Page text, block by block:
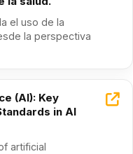
el uso de la
la perspectiva
(AI): Key
in AI
artificial